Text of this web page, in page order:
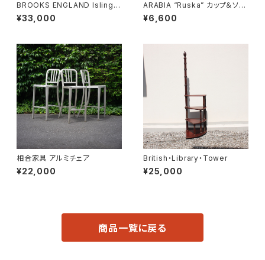
BROOKS ENGLAND Islingto
n Rucksack
¥33,000
ARABIA “Ruska” カップ＆ソー
サー
¥6,600
相合家具 アルミチェア
¥22,000
British・Library・Tower
¥25,000
商品一覧に戻る